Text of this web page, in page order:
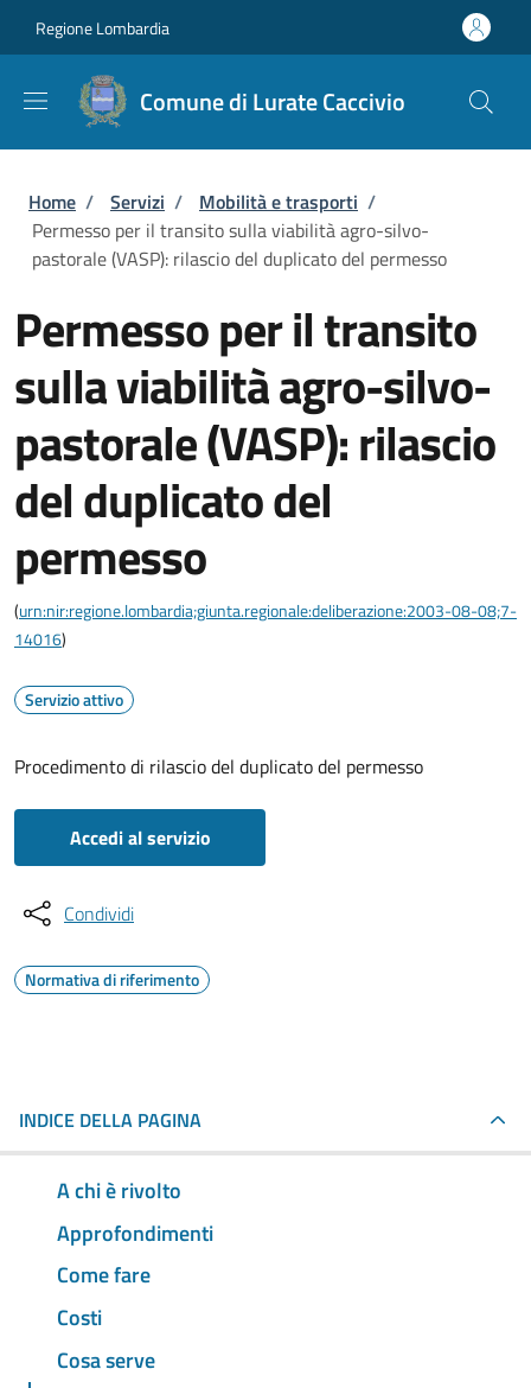
Regione Lombardia
Comune di Lurate Caccivio
Briciole di pane
Home / Servizi / Mobilità e trasporti /
Permesso per il transito sulla viabilità agro-silvo-
pastorale (VASP): rilascio del duplicato del permesso
Permesso per il transito
sulla viabilità agro-silvo-
pastorale (VASP): rilascio
del duplicato del
permesso
(urn:nir:regione.lombardia;giunta.regionale:deliberazione:2003-08-08;7-
14016)
Servizio attivo
Procedimento di rilascio del duplicato del permesso
Accedi al servizio
Condividi
Normativa di riferimento
INDICE DELLA PAGINA
A chi è rivolto
Approfondimenti
Come fare
Costi
Cosa serve